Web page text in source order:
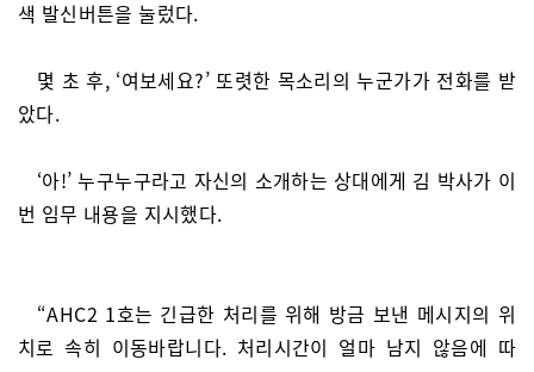
색 발신버튼을 눌렀다.
몇 초 후, ‘여보세요?’ 또렷한 목소리의 누군가가 전화를 받
았다.
‘아!’ 누구누구라고 자신의 소개하는 상대에게 김 박사가 이
번 임무 내용을 지시했다.
“AHC2 1호는 긴급한 처리를 위해 방금 보낸 메시지의 위
치로 속히 이동바랍니다. 처리시간이 얼마 남지 않음에 따